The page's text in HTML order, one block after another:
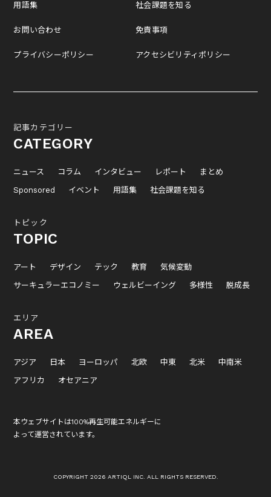
用語集
お問い合わせ
プライバシーポリシー
社会課題を知る
免責事項
アクセシビリティポリシー
記事カテゴリー
CATEGORY
ニュース コラム インタビュー レポート
まとめ
Sponsored
イベント 用語集 社会課題を知る
トピック
TOPIC
アート デザイン テック 教育
気候変動
サーキュラーエコノミー
ウェルビーイング 多様性 脱成長
エリア
AREA
アジア 日本 ヨーロッパ 北欧 中東 北米
中南米
アフリカ
オセアニア
本ウェブサイトは100%再生可能エネルギーに
よって運営されています。
COPYRIGHT 2026 ARTIQL INC. ALL RIGHTS RESERVED.